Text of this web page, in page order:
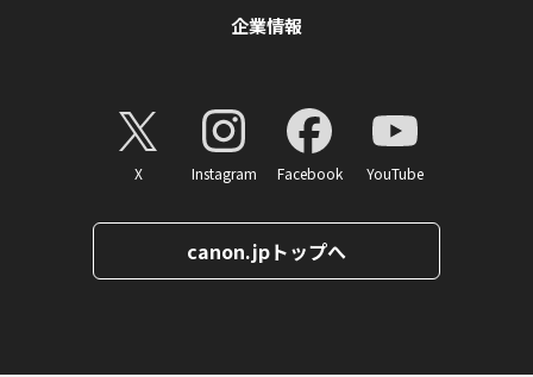
企業情報
X Instagram Facebook YouTube
canon.jpトップへ